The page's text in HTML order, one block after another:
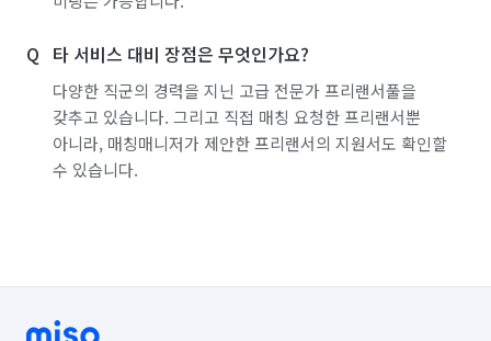
타 서비스 대비 장점은 무엇인가요?
다양한 직군의 경력을 지닌 고급 전문가 프리랜서풀을
갖추고 있습니다. 그리고 직접 매칭 요청한 프리랜서뿐
아니라, 매칭매니저가 제안한 프리랜서의 지원서도 확인할
수 있습니다.